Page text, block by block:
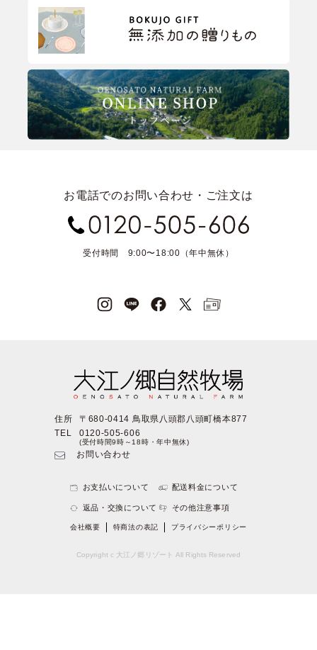
お電話でのお問い合わせ・ご注文は
受付時間 9:00〜18:00（年中無休）
住所
〒680-0414 鳥取県八頭郡八頭町橋本877
TEL
0120-505-606
(受付時間9時～18時・年中無休)
お問い合わせ
お支払いについて 配送料金について
返品・交換について その他注意事項
会社概要 特商法の表記 プライバシーポリシー
Copyright c 大江ノ郷リゾート All Rights Reserved